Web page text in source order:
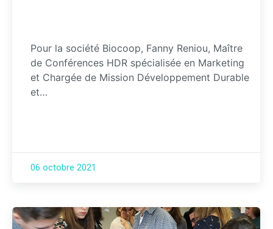
Pour la société Biocoop, Fanny Reniou, Maître
de Conférences HDR spécialisée en Marketing
et Chargée de Mission Développement Durable
et…
06 octobre 2021